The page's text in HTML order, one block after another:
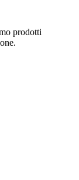
prodotti